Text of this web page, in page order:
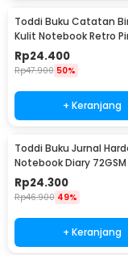
Toddi Buku Catatan
Kulit Notebook Retro
Compass - ZB-45
Rp24.400
Rp47.900 50%
+ Keranjang
Toddi Buku Jurnal
Notebook Diary 72GSM
Halaman Lined - CW-60
Rp24.300
Rp46.900 49%
+ Keranjang